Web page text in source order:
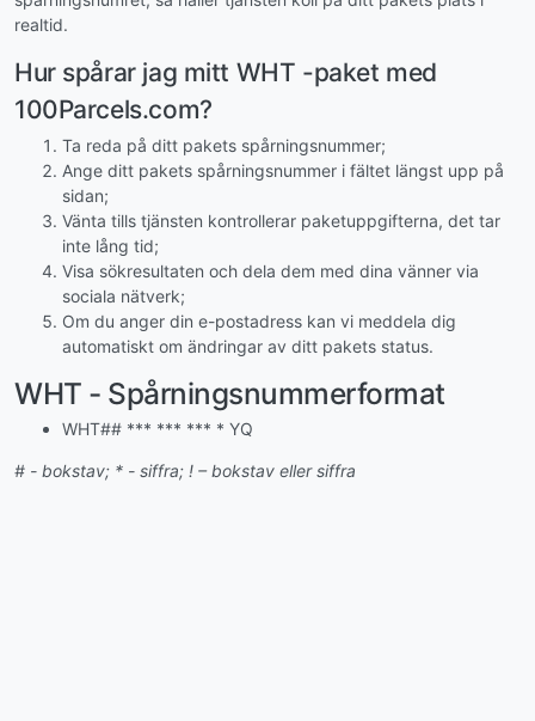
realtid.
Hur spårar jag mitt WHT -paket med
100Parcels.com?
Ta reda på ditt pakets spårningsnummer;
Ange ditt pakets spårningsnummer i fältet längst upp på
sidan;
Vänta tills tjänsten kontrollerar paketuppgifterna, det tar
inte lång tid;
Visa sökresultaten och dela dem med dina vänner via
sociala nätverk;
Om du anger din e-postadress kan vi meddela dig
automatiskt om ändringar av ditt pakets status.
WHT - Spårningsnummerformat
WHT## *** *** *** * YQ
# - bokstav; * - siffra; ! – bokstav eller siffra